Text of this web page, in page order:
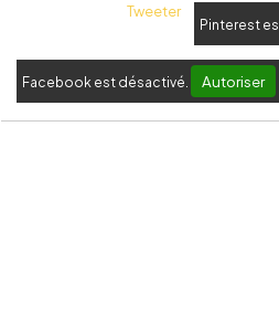
Tweeter
Pinterest
Facebook est désactivé. Autoriser